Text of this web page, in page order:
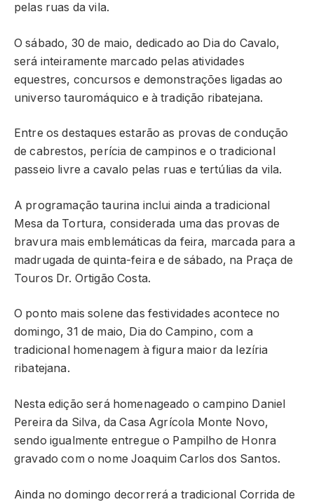
pelas ruas da vila.
O sábado, 30 de maio, dedicado ao Dia do Cavalo,
será inteiramente marcado pelas atividades
equestres, concursos e demonstrações ligadas ao
universo tauromáquico e à tradição ribatejana.
Entre os destaques estarão as provas de condução
de cabrestos, perícia de campinos e o tradicional
passeio livre a cavalo pelas ruas e tertúlias da vila.
A programação taurina inclui ainda a tradicional
Mesa da Tortura, considerada uma das provas de
bravura mais emblemáticas da feira, marcada para a
madrugada de quinta-feira e de sábado, na Praça de
Touros Dr. Ortigão Costa.
O ponto mais solene das festividades acontece no
domingo, 31 de maio, Dia do Campino, com a
tradicional homenagem à figura maior da lezíria
ribatejana.
Nesta edição será homenageado o campino Daniel
Pereira da Silva, da Casa Agrícola Monte Novo,
sendo igualmente entregue o Pampilho de Honra
gravado com o nome Joaquim Carlos dos Santos.
Ainda no domingo decorrerá a tradicional Corrida de